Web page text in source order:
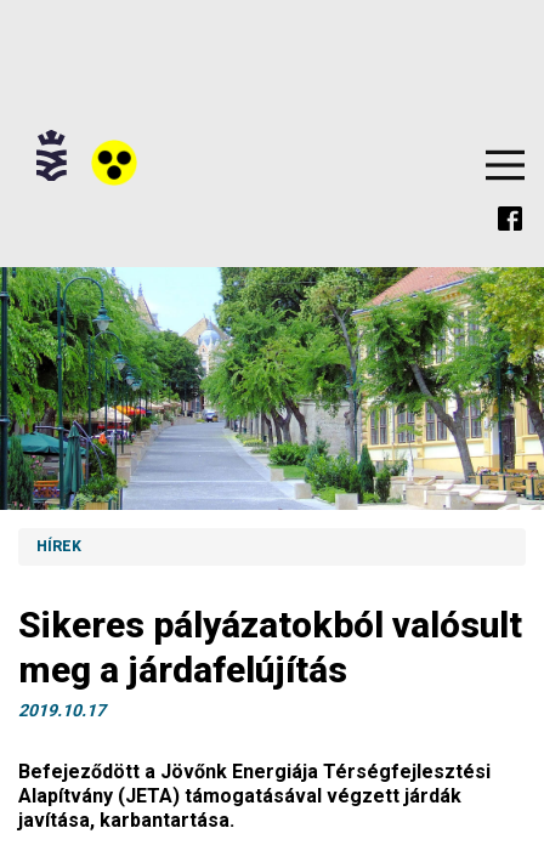
HÍREK
Sikeres pályázatokból valósult
meg a járdafelújítás
2019.10.17
Befejeződött a Jövőnk Energiája Térségfejlesztési
Alapítvány (JETA) támogatásával végzett járdák
javítása, karbantartása.